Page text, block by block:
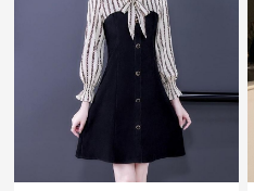
プ Aライン 小柄さん◎